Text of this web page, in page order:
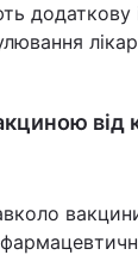
додаткову
від